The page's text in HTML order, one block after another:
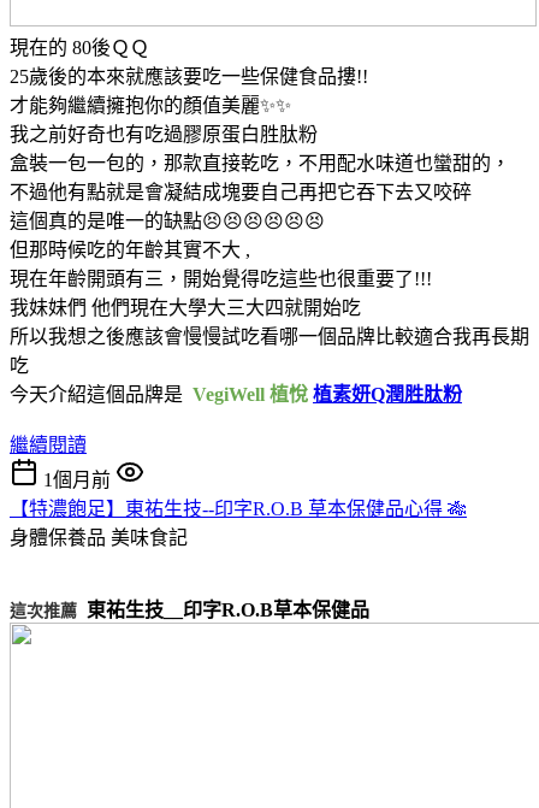
現在的 80後ＱＱ
25歲後的本來就應該要吃一些保健食品摟!!
才能夠繼續擁抱你的顏值美麗✨✨
我之前好奇也有吃過膠原蛋白胜肽粉
盒裝一包一包的，那款直接乾吃，不用配水味道也蠻甜的，
不過他有點就是會凝結成塊要自己再把它吞下去又咬碎
這個真的是唯一的缺點😣😣😣😣😣😣
但那時候吃的年齡其實不大 ,
現在年齡開頭有三，開始覺得吃這些也很重要了!!!
我妹妹們 他們現在大學大三大四就開始吃
所以我想之後應該會慢慢試吃看哪一個品牌比較適合我再長期
吃
今天介紹這個品牌是 VegiWell 植悅 植素妍Q潤胜肽粉
繼續閱讀
1個月前
【特濃飽足】東祐生技--印字R.O.B 草本保健品心得 🎋
身體保養品 美味食記
這次推薦 東祐生技__印字R.O.B草本保健品